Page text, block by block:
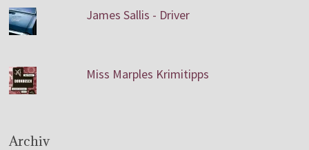
James Sallis - Driver
Miss Marples Krimitipps
Archiv